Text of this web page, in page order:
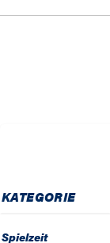
KATEGORIE
Spielzeit